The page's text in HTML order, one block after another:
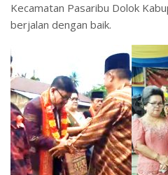
Kecamatan Pasaribu Dolok
berjalan dengan baik.